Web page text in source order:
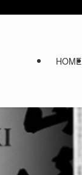
HOME